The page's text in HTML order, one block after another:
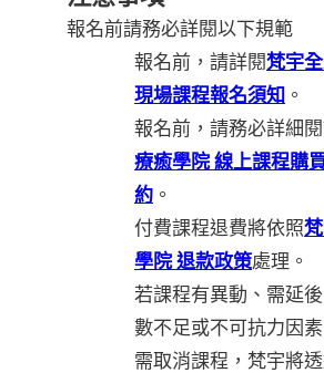
報名前請務必詳閱以下規範
報名前，請詳閱梵宇
現場課程報名須知 。
報名前，請務必詳細
療癒學院 線上課程購
約 。
付費課程退費將依照
學院 退款政策處理。
若課程有異動、需延
數不足或不可抗力因素
需取消課程，梵宇將